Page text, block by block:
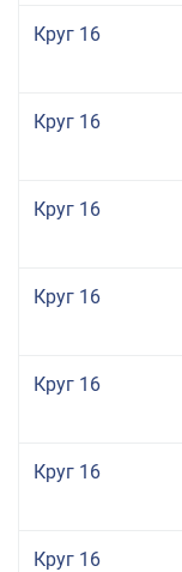
Круг 16
Круг 16
Круг 16
Круг 16
Круг 16
Круг 16
Круг 16